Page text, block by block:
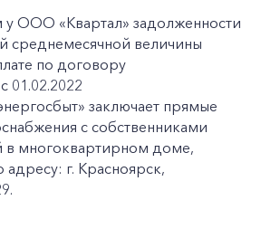
у ООО «Квартал» задолженности
среднемесячной величины
по договору
01.02.2022
заключает прямые
с собственниками
многоквартирном доме,
г. Красноярск,